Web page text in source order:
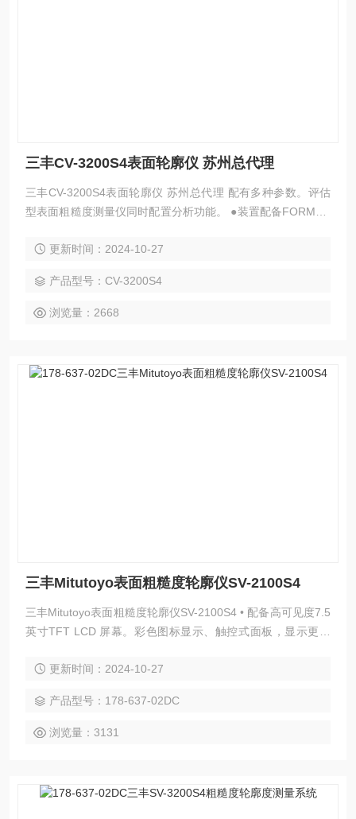
三丰CV-3200S4表面轮廓仪 苏州总代理
三丰CV-3200S4表面轮廓仪 苏州总代理 配有多种参数。评估
型表面粗糙度测量仪同时配置分析功能。 ●装置配备FORMTR
出器，高显示分辨力为0.0001µm（测量范围为8µm时）。
更新时间：2024-10-27
产品型号：CV-3200S4
浏览量：2668
三丰Mitutoyo表面粗糙度轮廓仪SV-2100S4
三丰Mitutoyo表面粗糙度轮廓仪SV-2100S4 • 配备高可见度7.5
英寸TFT LCD 屏幕。彩色图标显示、触控式面板，显示更清
纵杆，轻松、快速地定位。小孔内侧的测量，需要对微小测头
更新时间：2024-10-27
产品型号：178-637-02DC
浏览量：3131